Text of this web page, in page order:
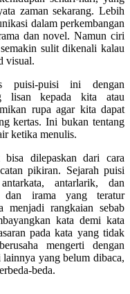
zaman sekarang. Lebih
dalam perkembangan
dan novel. Namun ciri
sulit dikenali kalau
visual.
puisi-puisi ini dengan
lisan kepada kita atau
rupa agar kita dapat
kertas. Ini bukan tentang
ketika menulis.
dilepaskan dari cara
pikiran. Sejarah puisi
antarlarik, dan
irama yang teratur
menjadi rangkaian sebab
kata demi kata
pada kata yang tidak
mengerti dengan
lainnya yang belum dibaca,
beda.